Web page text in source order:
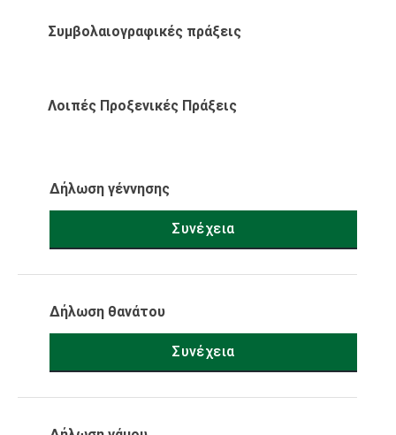
Συμβολαιογραφικές πράξεις
Λοιπές Προξενικές Πράξεις
Δήλωση γέννησης
Συνέχεια
Δήλωση θανάτου
Συνέχεια